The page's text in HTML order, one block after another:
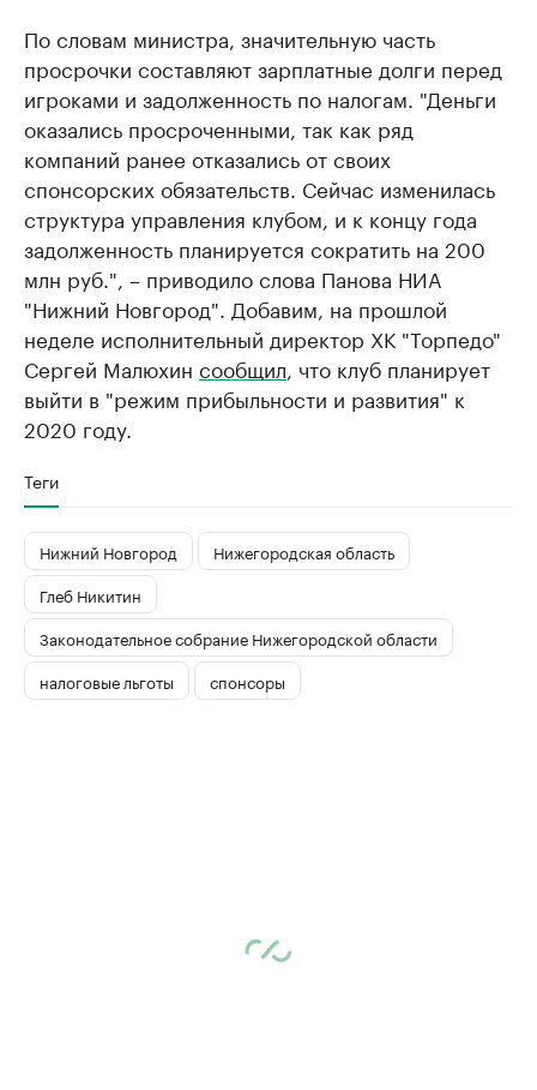
По словам министра, значительную часть
просрочки составляют зарплатные долги перед
игроками и задолженность по налогам. "Деньги
оказались просроченными, так как ряд
компаний ранее отказались от своих
спонсорских обязательств. Сейчас изменилась
структура управления клубом, и к концу года
задолженность планируется сократить на 200
млн руб.", – приводило слова Панова НИА
"Нижний Новгород". Добавим, на прошлой
неделе исполнительный директор ХК "Торпедо"
Сергей Малюхин сообщил , что клуб планирует
выйти в "режим прибыльности и развития" к
2020 году.
Теги
Нижний Новгород
Нижегородская область
Глеб Никитин
Законодательное собрание Нижегородской области
налоговые льготы
спонсоры